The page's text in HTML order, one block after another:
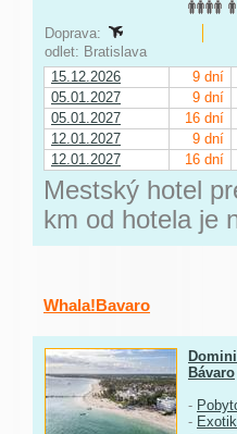
Doprava:
odlet: Bratislava
15.12.2026
9 dní
05.01.2027
9 dní
05.01.2027
16 dní
12.01.2027
9 dní
12.01.2027
16 dní
Mestský hotel
km od hotela je
Whala!Bavaro
Bávaro
-
-